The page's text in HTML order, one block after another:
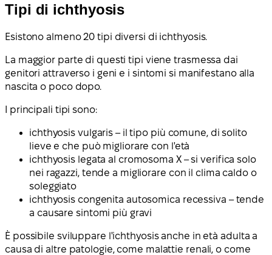
Tipi di ichthyosis
Esistono almeno 20 tipi diversi di ichthyosis.
La maggior parte di questi tipi viene trasmessa dai
genitori attraverso i geni e i sintomi si manifestano alla
nascita o poco dopo.
I principali tipi sono:
ichthyosis vulgaris – il tipo più comune, di solito
lieve e che può migliorare con l'età
ichthyosis legata al cromosoma X – si verifica solo
nei ragazzi, tende a migliorare con il clima caldo o
soleggiato
ichthyosis congenita autosomica recessiva – tende
a causare sintomi più gravi
È possibile sviluppare l'ichthyosis anche in età adulta a
causa di altre patologie, come malattie renali, o come